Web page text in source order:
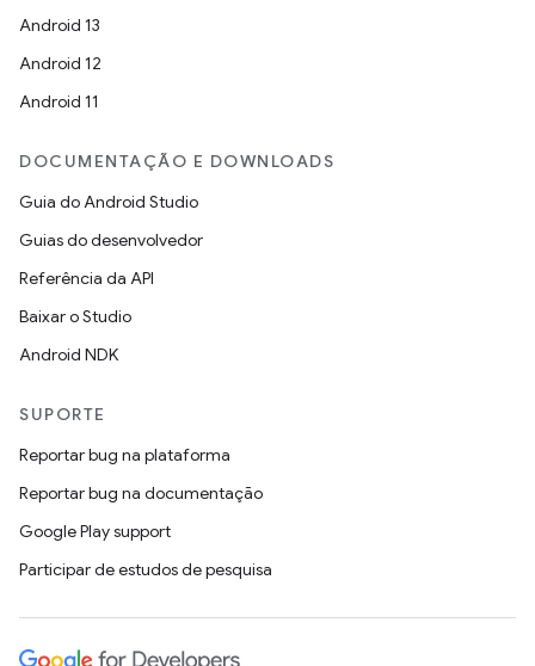
Android 13
Android 12
Android 11
DOCUMENTAÇÃO E DOWNLOADS
Guia do Android Studio
Guias do desenvolvedor
Referência da API
Baixar o Studio
Android NDK
SUPORTE
Reportar bug na plataforma
Reportar bug na documentação
Google Play support
Participar de estudos de pesquisa